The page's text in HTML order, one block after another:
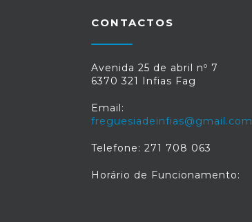
CONTACTOS
Avenida 25 de abril nº 7
6370 321 Infias Fag
Email:
freguesiadeinfias@gmail.com
Telefone: 271 708 063
Horário de Funcionamento: